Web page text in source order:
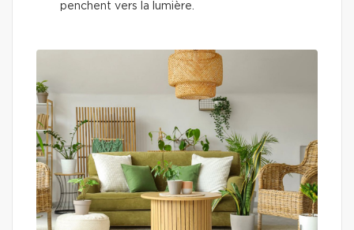
penchent vers la lumière.